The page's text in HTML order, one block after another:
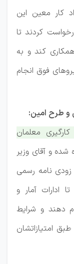
کار معین این
کردند تا
کند و به
فوق انجام
و طرح امین:
معلمان
و آقای وزیر
زودی نامه رسمی
ادارات آمار و
دهند و شرایط
امتیازاتشان